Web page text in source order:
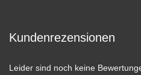
Kundenrezensionen
Leider sind noch keine